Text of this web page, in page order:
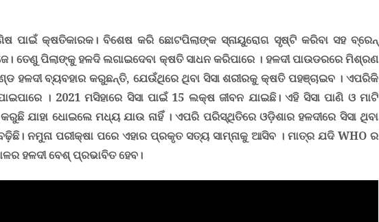
ପାଇଁ କ୍ଷତିକାରକ। ବିଶେଷ କରି ଛୋଟପିଲାଙ୍କ ସ୍ନାୟୁରୋଗ ସୃଷ୍ଟି କରିବା ସହ ବ୍ରେନ୍
ତେଣୁ ପିଲାଙ୍କୁ ହଳଦି ଲଗାଇଦେବା କ୍ଷତି ସାଧନ କରିପାରେ । ହଳଦୀ ପାଉଡରରେ ମିଶ୍ରଣ
ହଳଦୀ ବ୍ୟବହାର କରୁଛନ୍ତି, ଯେଉଁଥିରେ ଥିବା ସିସା ଶରୀରକୁ କ୍ଷତି ପହଞ୍ଚାଇବ । ଏପରିକି
। 2021 ମସିହାରେ ସିସା ପାଇଁ 15 ଲକ୍ଷ ଜୀବନ ଯାଇଛି।ଏହି ସିସା ପାଣି ଓ ମାଟି
ଯାହା ଧୋଇଲେ ମଧ୍ୟ ଯାଉ ନାହିଁ । ଏପରି ପରିସ୍ଥିତିରେ ଓଡ଼ିଶାର ହଳଦୀରେ ସିସା ଥିବା
ନମୁନା ପରୀକ୍ଷା ପରେ ଏହାର ପ୍ରକୃତ ସତ୍ୟ ସାମ୍ନାକୁ ଆସିବ । ମାତ୍ର ଯଦି WHO ର
ହଳଦୀ ବେଶ୍ ପ୍ରଭାବିତ ହେବ।